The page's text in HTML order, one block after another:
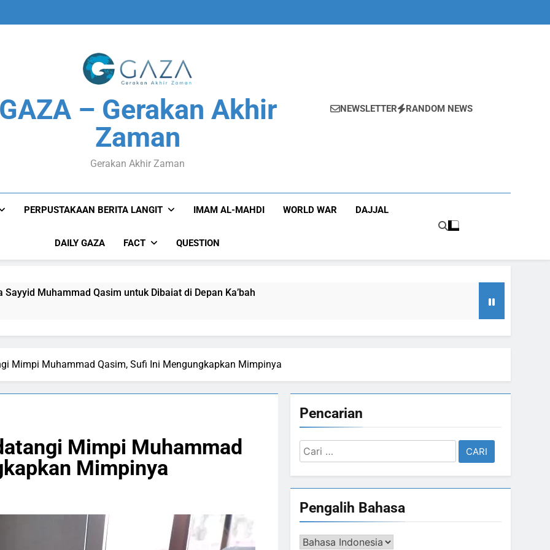
GAZA – Gerakan Akhir
Zaman
Gerakan Akhir Zaman
NEWSLETTER RANDOM NEWS
PERPUSTAKAAN BERITA LANGIT IMAM AL-MAHDI WORLD WAR DAJJAL
DAILY GAZA FACT QUESTION
Sayyid Muhammad Qasim untuk Dibaiat di Depan Ka’bah
Isyarat Dilarang Menundukkan Badan kepada Selain Allah ﷻ
Nusantara: Prabowo Lengser, kang Diki Candra Sang Satrio Piningit Tampil di Panggung
Terbuka Tentang Mimpi Sdr Julian : Isyarat akan Dibacakan Pesan Baru di Tengah Jemaah
7 Tokoh Inti Sebagai Porosnya dan Hanya Jiwa-jiwa yang Suci yang Diijinkan Masuk
Mimpi Muhammad Qasim, Sufi Ini Mengungkapkan Mimpinya
Mimpi Muhammad
Mimpinya
Pencarian
Cari
untuk:
Pengalih Bahasa
Pengalih